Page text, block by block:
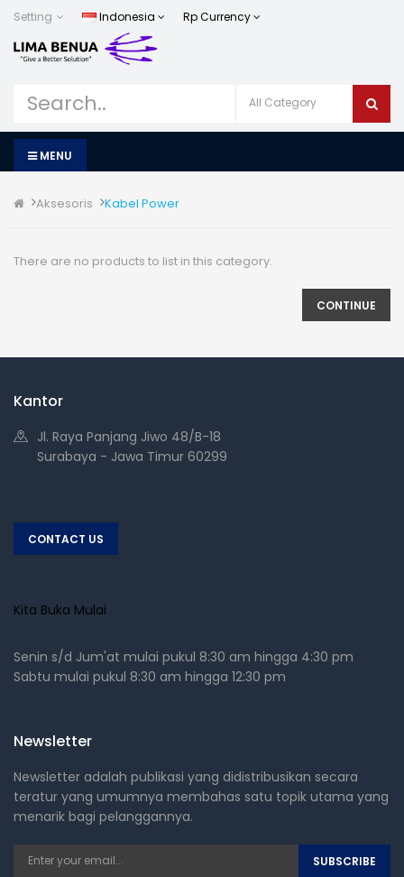
Setting Indonesia RpCurrency
MENU
Aksesoris Kabel Power
There are no products to list in this category.
CONTINUE
Kantor
Jl. Raya Panjang Jiwo 48/B-18
Surabaya - Jawa Timur 60299
CONTACT US
Kita Buka Mulai
Senin s/d Jum'at mulai pukul 8:30 am hingga 4:30 pm
Sabtu mulai pukul 8:30 am hingga 12:30 pm
Newsletter
Newsletter adalah publikasi yang didistribusikan secara
teratur yang umumnya membahas satu topik utama yang
menarik bagi pelanggannya.
SUBSCRIBE